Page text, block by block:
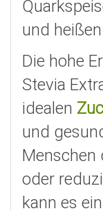
und
Die hohe
Stevia
idealen
und
Menschen
oder
kann es